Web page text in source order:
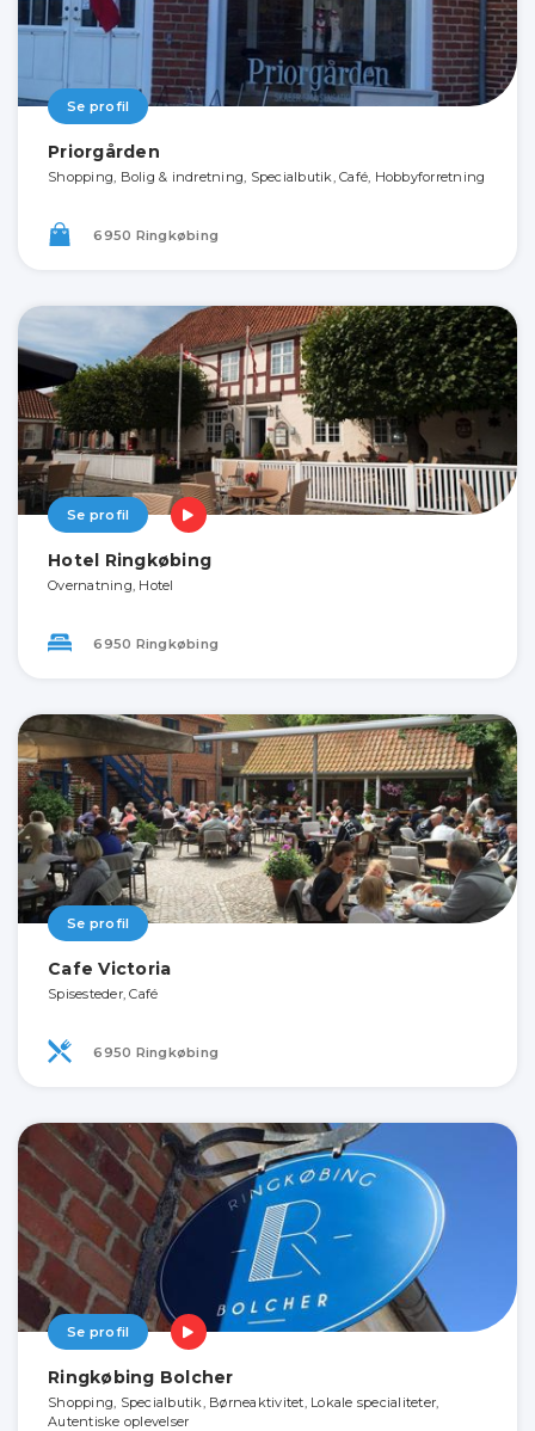
Se profil
Priorgården
Shopping, Bolig & indretning, Specialbutik, Café, Hobbyforretning
6950 Ringkøbing
Se profil
Hotel Ringkøbing
Overnatning, Hotel
6950 Ringkøbing
Se profil
Cafe Victoria
Spisesteder, Café
6950 Ringkøbing
Se profil
Ringkøbing Bolcher
Shopping, Specialbutik, Børneaktivitet, Lokale specialiteter,
Autentiske oplevelser